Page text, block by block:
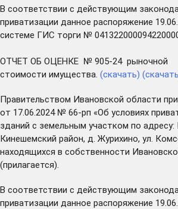
В соответствии с действующим
приватизации данное распоряжение
системе ГИС торги №
ОТЧЕТ ОБ ОЦЕНКЕ № 905-24 рыночной
стоимости имущества. (скачать)
Правительством Ивановской области
от 17.06.2024 № 66-рп «Об условиях
зданий с земельным участком по адресу:
Кинешемский район, д. Журихино, ул.
находящихся в собственности
(прилагается).
В соответствии с действующим
приватизации данное распоряжение